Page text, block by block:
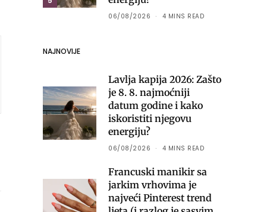
06/08/2026 4 MINS READ
NAJNOVIJE
Lavlja kapija 2026: Zašto
je 8. 8. najmoćniji
datum godine i kako
iskoristiti njegovu
energiju?
06/08/2026 4 MINS READ
Francuski manikir sa
jarkim vrhovima je
najveći Pinterest trend